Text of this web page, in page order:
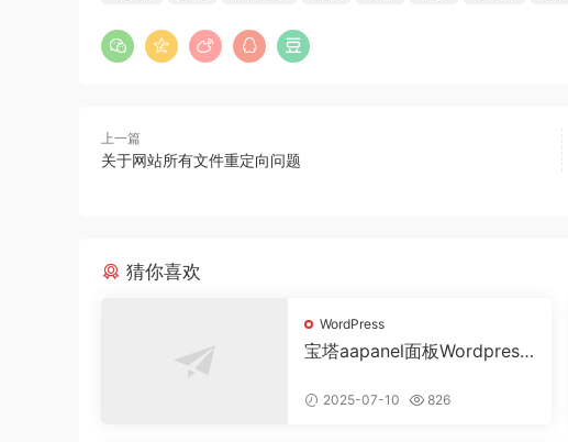
上一篇
关于网站所有文件重定向问题
猜你喜欢
WordPress
宝塔aapanel面板Wordpress
2025-07-10 826